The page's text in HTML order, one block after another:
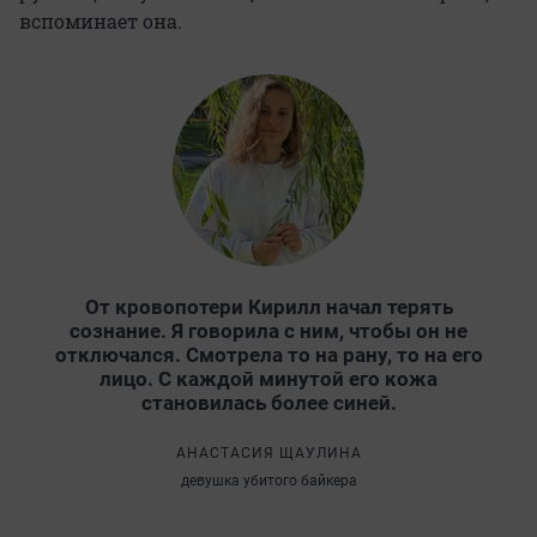
вспоминает она.
От кровопотери Кирилл начал терять
сознание. Я говорила с ним, чтобы он не
отключался. Смотрела то на рану, то на его
лицо. С каждой минутой его кожа
становилась более синей.
АНАСТАСИЯ ЩАУЛИНА
девушка убитого байкера